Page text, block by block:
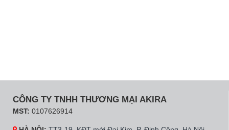
CÔNG TY TNHH THƯƠNG MẠI AKIRA
MST: 0107626914